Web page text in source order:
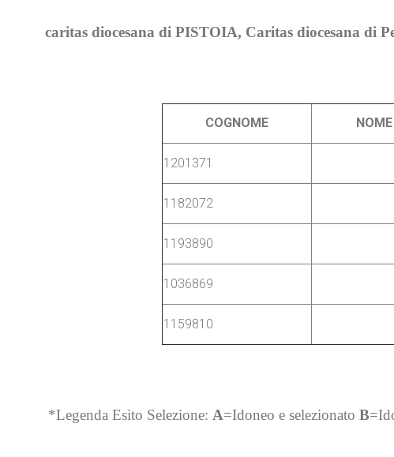
caritas diocesana di PISTOIA, Caritas diocesana di
COGNOME NOME
1201371
1182072
1193890
1036869
1159810
*Legenda Esito Selezione: A=Idoneo e selezionato B